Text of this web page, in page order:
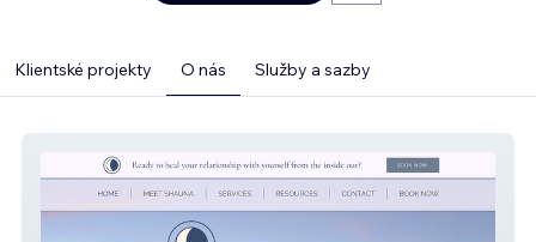
Klientské projekty O nás Služby a sazby